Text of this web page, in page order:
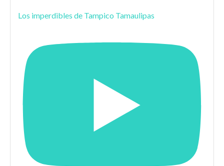
Los imperdibles de Tampico Tamaulipas